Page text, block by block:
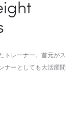
トレーナー。首元がス
ナーとしても大活躍間